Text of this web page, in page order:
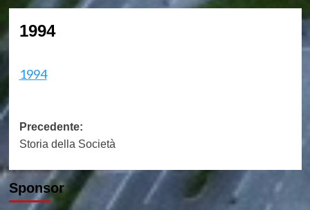
1994
1994
Navigazione
articolo
Precedente:
Storia della Società
Sponsor